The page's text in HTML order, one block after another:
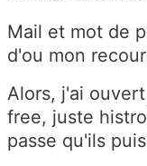
Mail et mot de
d'ou mon
Alors, j'ai
free, juste
passe qu'ils